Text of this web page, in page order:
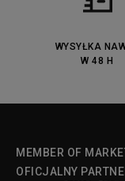
WYSYŁKA
W 48 H
MEMBER OF
OFICJALNY